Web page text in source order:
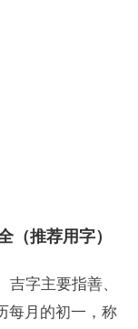
（推荐用字）
吉字主要指善、
每月的初一，称